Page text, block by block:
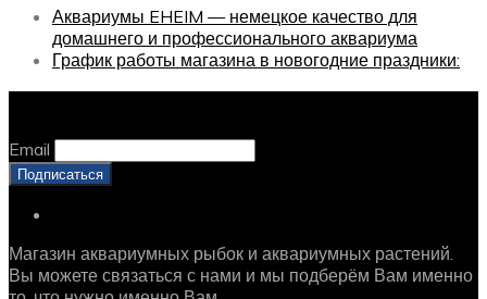
Аквариумы EHEIM — немецкое качество для
домашнего и профессионального аквариума
График работы магазина в новогодние праздники:
Email
Магазин аквариумных рыбок и аквариумных растений.
Вы можете связаться с нами и мы подберём Вам именно